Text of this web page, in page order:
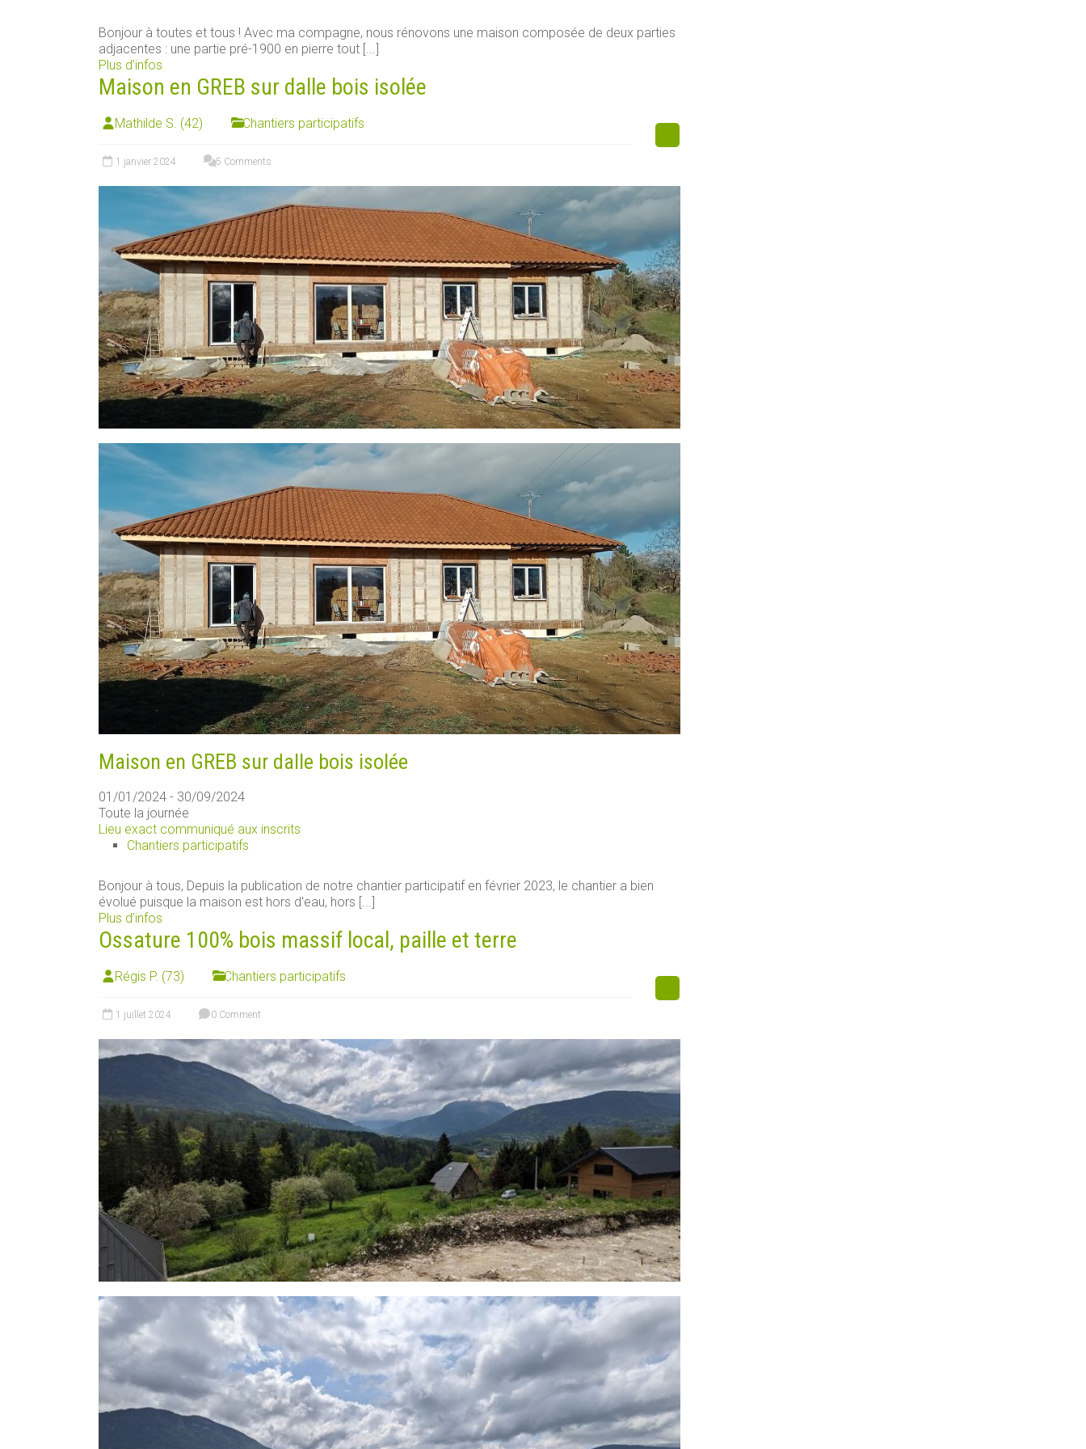
Bonjour à toutes et tous ! Avec ma compagne, nous rénovons une maison composée de deux parties
adjacentes : une partie pré-1900 en pierre tout [...]
Plus d’infos
Maison en GREB sur dalle bois isolée
Mathilde S. (42) Chantiers participatifs
1 janvier 2024 5 Comments
Maison en GREB sur dalle bois isolée
01/01/2024 - 30/09/2024
Toute la journée
Lieu exact communiqué aux inscrits
Chantiers participatifs
Bonjour à tous, Depuis la publication de notre chantier participatif en février 2023, le chantier a bien
évolué puisque la maison est hors d'eau, hors [...]
Plus d’infos
Ossature 100% bois massif local, paille et terre
Régis P. (73) Chantiers participatifs
1 juillet 2024 0 Comment